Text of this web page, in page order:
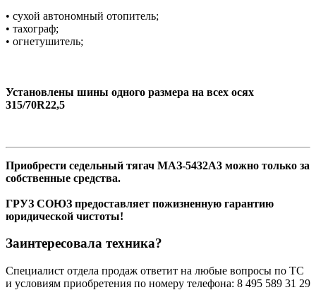
• сухой автономный отопитель;
• тахограф;
• огнетушитель;
Установлены шины одного размера на всех осях
315/70R22,5
Приобрести cедельный тягач МАЗ-5432А3 можно только за
собственные средства.
ГРУЗ СОЮЗ предоставляет пожизненную гарантию
юридической чистоты!
Заинтересовала техника?
Специалист отдела продаж ответит на любые вопросы по ТС
и условиям приобретения по номеру телефона: 8 495 589 31 29